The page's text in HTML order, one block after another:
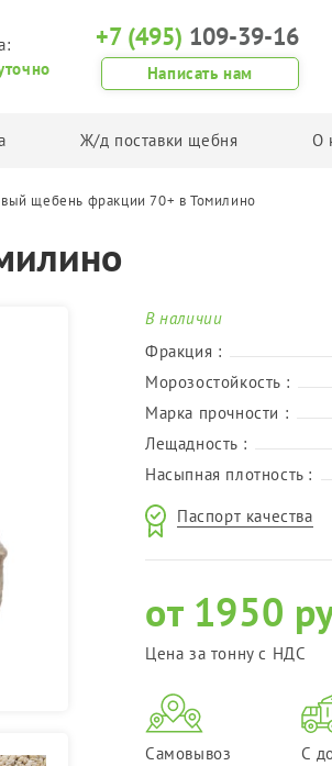
+7 (495) 109-39-16
Написать нам
крошка
Для изготовления
Для дачного
Для
Поиск щебня
Фракция 40-70 мм
Ж/д поставки щебня О
щебень фракции 70+ в Томилино
В наличии
Фракция :
Морозостойкость :
Марка прочности :
Лещадность :
Насыпная плотность :
Паспорт качества
от 1950
Цена за тонну с НДС
Самовывоз
С